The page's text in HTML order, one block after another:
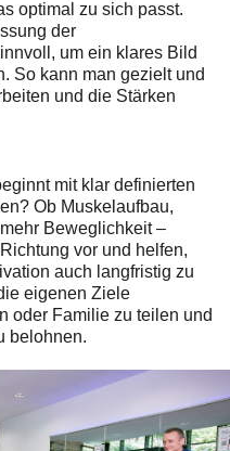
optimal zu sich passt.
der
um ein klares Bild
So kann man gezielt und
und die Stärken
mit klar definierten
Ob Muskelaufbau,
Beweglichkeit –
vor und helfen,
auch langfristig zu
eigenen Ziele
oder Familie zu teilen und
belohnen.